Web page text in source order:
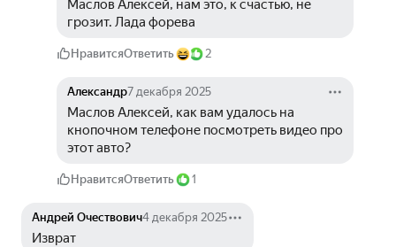
Маслов Алексей, нам это, к счастью, не
грозит. Лада форева
НравитсяОтветить 2
Александр7 декабря 2025
Маслов Алексей, как вам удалось на
кнопочном телефоне посмотреть видео про
этот авто?
НравитсяОтветить 1
Андрей Очествович4 декабря 2025
Изврат